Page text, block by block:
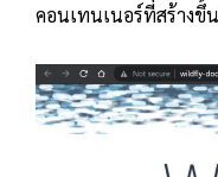
คอนเทนเนอร์ที่สร้างขึ้